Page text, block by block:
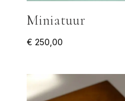
Miniatuur
€ 250,00